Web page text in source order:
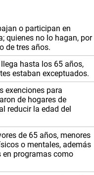
o participan en
quienes no lo hagan, por
de tres años.
hasta los 65 años,
estaban exceptuados.
exenciones para
de hogares de
reducir la edad del
de 65 años, menores
o mentales, además
en programas como